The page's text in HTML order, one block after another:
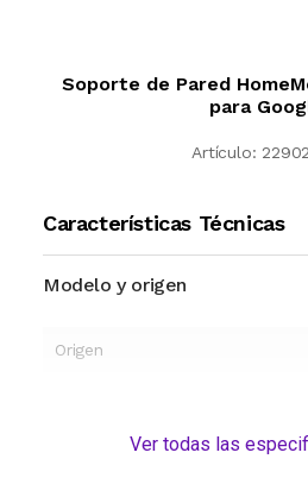
Soporte de Pared
para
Artículo:
Características Técnicas
Modelo y origen
Origen
Ver todas las